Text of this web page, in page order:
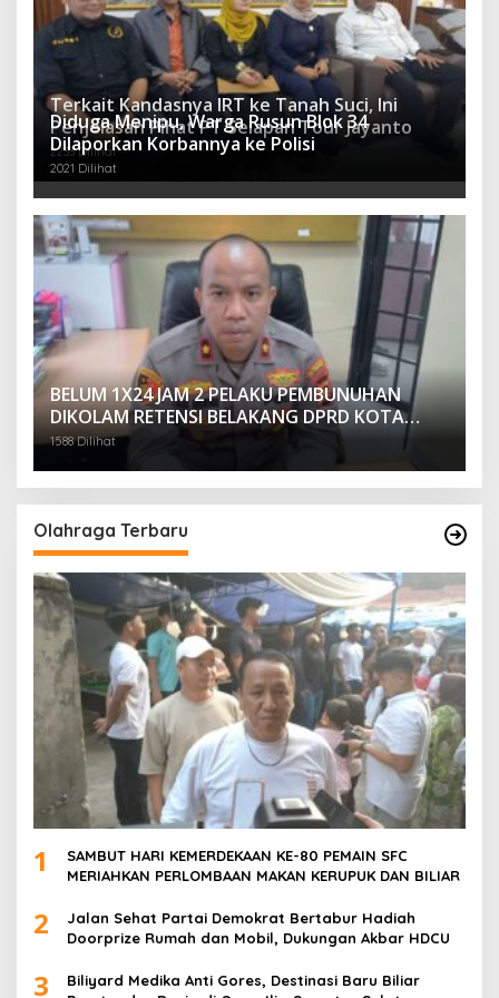
Terkait Kandasnya IRT ke Tanah Suci, Ini
Penjelasan Pihat PT Selapan Tour Jayanto
2233 Dilihat
Diduga Menipu, Warga Rusun Blok 34
Dilaporkan Korbannya ke Polisi
2021 Dilihat
BELUM 1X24 JAM 2 PELAKU PEMBUNUHAN
DIKOLAM RETENSI BELAKANG DPRD KOTA
PALEMBANG TELAH DIRINGKUS ANGGOTA
1588 Dilihat
Olahraga Terbaru
1
SAMBUT HARI KEMERDEKAAN KE-80 PEMAIN SFC
MERIAHKAN PERLOMBAAN MAKAN KERUPUK DAN BILIAR
2
Jalan Sehat Partai Demokrat Bertabur Hadiah
Doorprize Rumah dan Mobil, Dukungan Akbar HDCU
3
Biliyard Medika Anti Gores, Destinasi Baru Biliar